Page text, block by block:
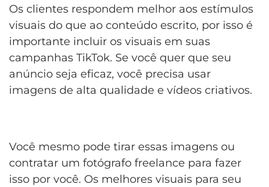
Os clientes respondem melhor aos estímulos
visuais do que ao conteúdo escrito, por isso é
importante incluir os visuais em suas
campanhas TikTok. Se você quer que seu
anúncio seja eficaz, você precisa usar
imagens de alta qualidade e vídeos criativos.
Você mesmo pode tirar essas imagens ou
contratar um fotógrafo freelance para fazer
isso por você. Os melhores visuais para seu